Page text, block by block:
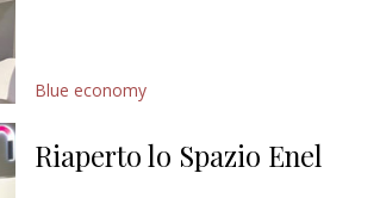
Blue economy
Riaperto lo Spazio Enel